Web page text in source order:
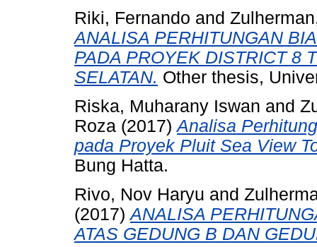
Riki, Fernando and
ANALISA PERHITUNGAN
PADA PROYEK DISTRICT 8
SELATAN. Other thesis,
Riska, Muharany Iswan and
Roza (2017)Analisa
pada Proyek Pluit Sea View
Bung Hatta.
Rivo, Nov Haryu and
(2017)ANALISA
ATAS GEDUNG B DAN